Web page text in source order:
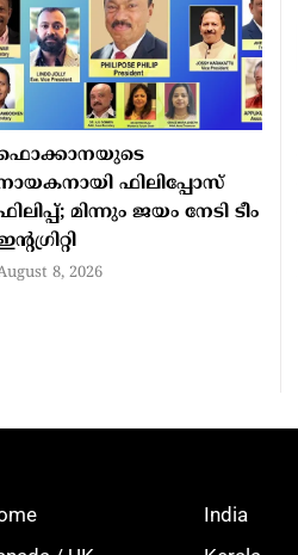
ഫിലിപ്പോസ്
മിന്നും ജയം നേടി ടീം
8, 2026
India